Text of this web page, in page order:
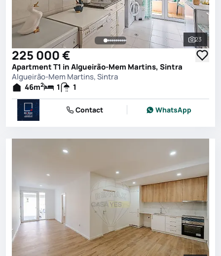
See all
23
225 000 €
Apartment T1 in Algueirão-Mem Martins, Sintra
Algueirão-Mem Martins, Sintra
46m2 1 1
Contact WhatsApp